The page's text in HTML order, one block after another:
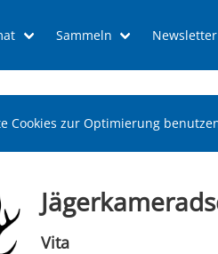
Sammeln Newsletter
Cookies zur Optimierung
Vita